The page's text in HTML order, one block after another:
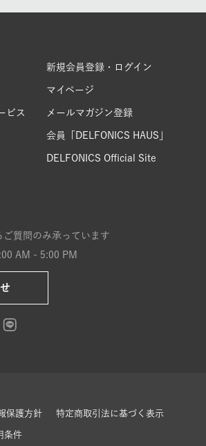
ビス
新規会員登録・ログイン
マイページ
メールマガジン登録
会員「DELFONICS HAUS」
DELFONICS Official Site
質問のみ承っています
AM - 5:00 PM
保護方針 特定商取引法に基づく表示
条件